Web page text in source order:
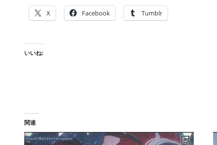
X Facebook Tumblr
いいね:
関連